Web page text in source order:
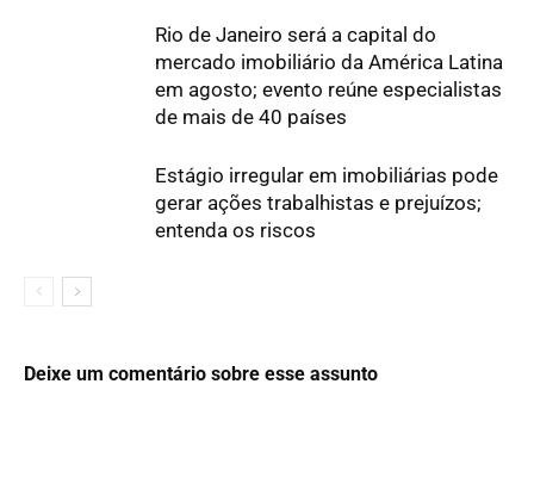
Rio de Janeiro será a capital do
mercado imobiliário da América Latina
em agosto; evento reúne especialistas
de mais de 40 países
Estágio irregular em imobiliárias pode
gerar ações trabalhistas e prejuízos;
entenda os riscos
Deixe um comentário sobre esse assunto